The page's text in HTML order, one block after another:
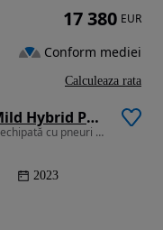
Suzuki S-Cross 1.4 Boosterjet Mild Hybrid Passion
1373 cm3 • 129 CP • Primul proprietar. Este echipată cu pneuri de vară.
2023
17 380 EUR
Conform mediei
Calculeaza rata